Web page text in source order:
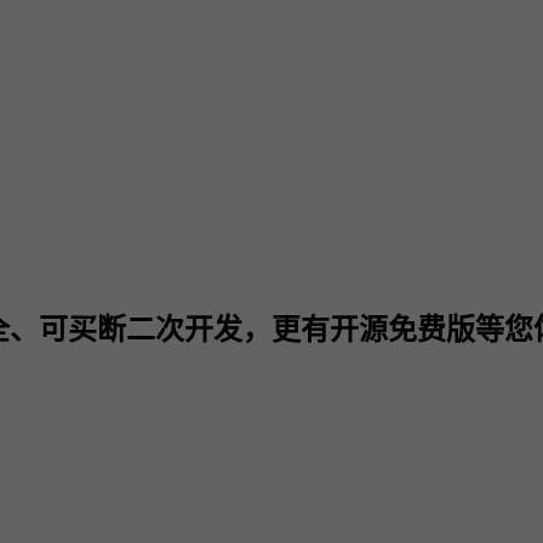
可买断二次开发，更有开源免费版等您